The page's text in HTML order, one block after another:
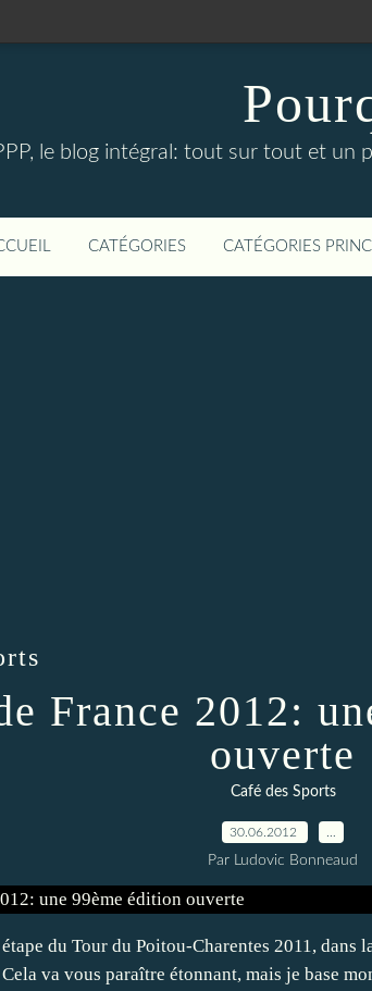
le blog intégral: tout sur tout et un
CATÉGORIES CATÉGORIES
France 2012:
ouverte
Café des Sports
30.06.2012
Par Ludovic Bonneaud
du Tour du Poitou-Charentes 2011, dans
va vous paraître étonnant, mais je base